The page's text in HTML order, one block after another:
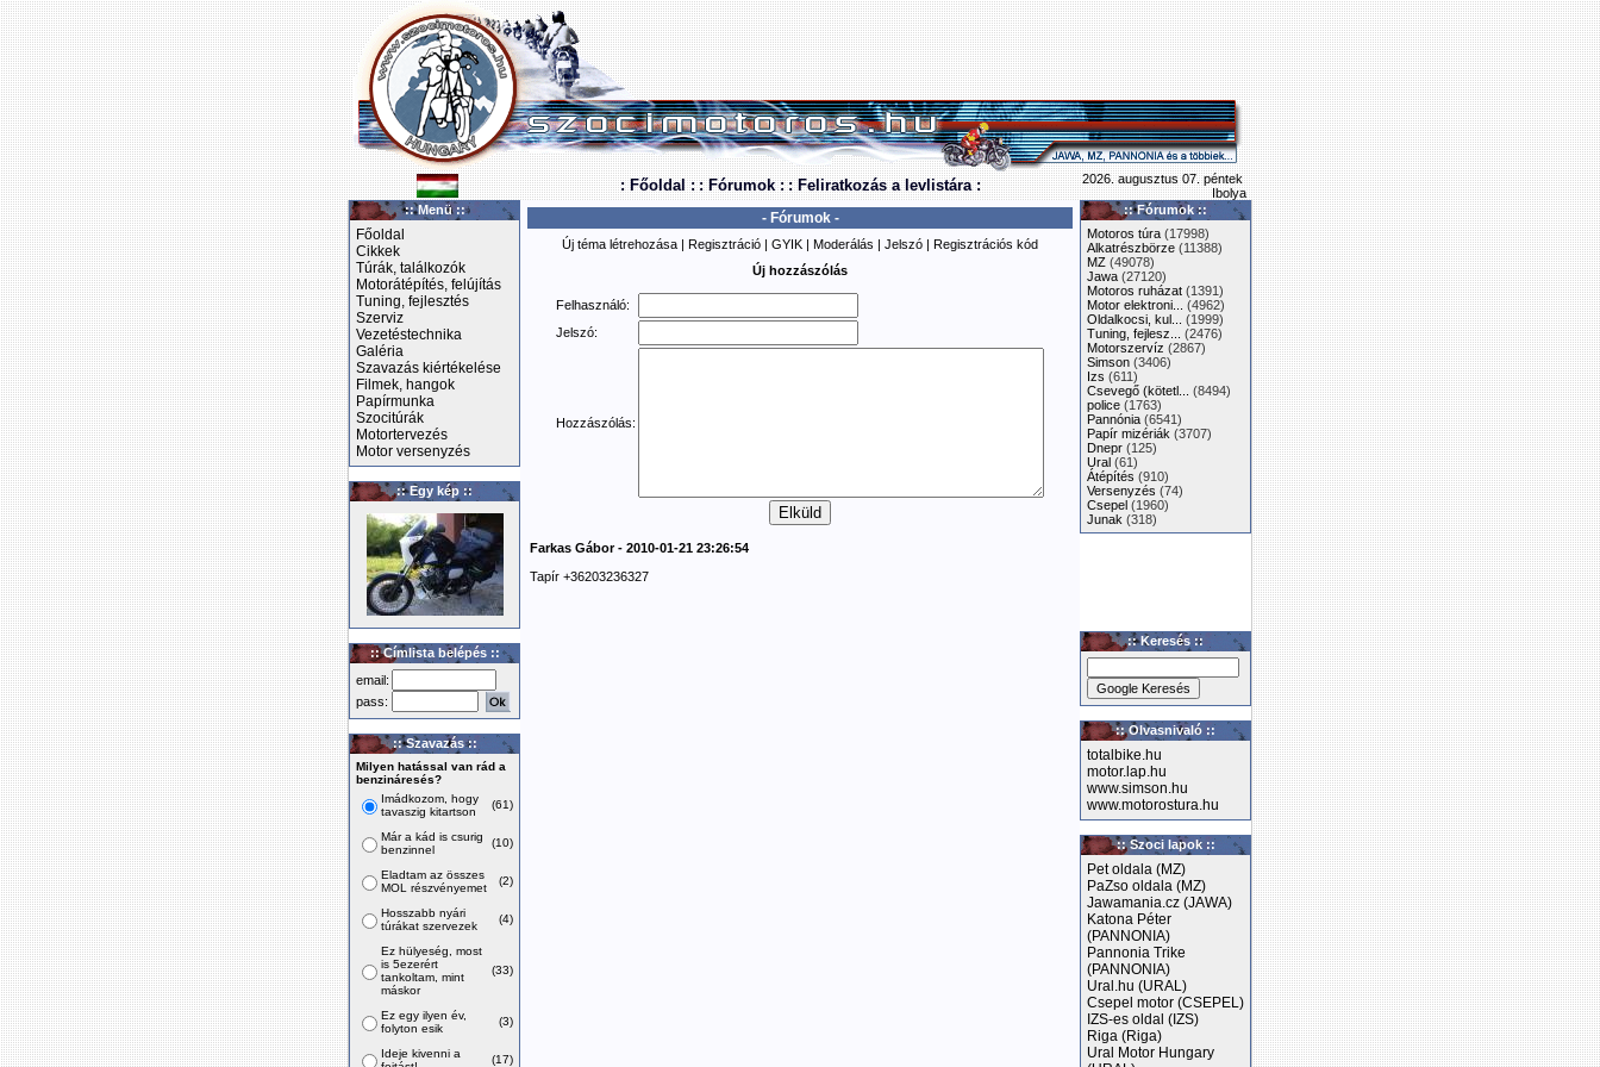
: Főoldal : : Fórumok : : Feliratkozás a levlistára :
2026. augusztus 07. péntek
Ibolya
:: Menü ::
Főoldal
Cikkek
Túrák, találkozók
Motorátépítés, felújítás
Tuning, fejlesztés
Szerviz
Vezetéstechnika
Galéria
Szavazás kiértékelése
Filmek, hangok
Papírmunka
Szocitúrák
Motortervezés
Motor versenyzés
:: Egy kép ::
:: Címlista belépés ::
email:
pass:
:: Szavazás ::
Milyen hatással van rád a
benzináresés?
Imádkozom, hogy
tavaszig kitartson
(61)
Már a kád is csurig
benzinnel
(10)
Eladtam az összes
MOL részvényemet
(2)
Hosszabb nyári
túrákat szervezek
(4)
Ez hülyeség, most
is 5ezerért
tankoltam, mint
máskor
(33)
Ez egy ilyen év,
folyton esik
(3)
Ideje kivenni a
(17)
- Fórumok -
Új téma létrehozása | Regisztráció | GYIK | Moderálás | Jelszó | Regisztrációs kód
Új hozzászólás
Felhasználó:
Jelszó:
Hozzászólás:
Farkas Gábor - 2010-01-21 23:26:54
Tapír +36203236327
:: Fórumok ::
Motoros túra (17998)
Alkatrészbörze (11388)
MZ (49078)
Jawa (27120)
Motoros ruházat (1391)
Motor elektroni...
(4962)
Oldalkocsi, kul...
(1999)
Tuning, fejlesz...
(2476)
Motorszervíz (2867)
Simson (3406)
Izs (611)
Csevegő (kötetl...
(8494)
police (1763)
Pannónia (6541)
Papír mizériák (3707)
Dnepr (125)
Ural (61)
Átépítés (910)
Versenyzés (74)
Csepel (1960)
Junak (318)
:: Keresés ::
:: Olvasnivaló ::
totalbike.hu
motor.lap.hu
www.simson.hu
www.motorostura.hu
:: Szoci lapok ::
Pet oldala (MZ)
PaZso oldala (MZ)
Jawamania.cz (JAWA)
Katona Péter
(PANNONIA)
Pannonia Trike
(PANNONIA)
Ural.hu (URAL)
Csepel motor (CSEPEL)
IZS-es oldal (IZS)
Riga (Riga)
Ural Motor Hungary